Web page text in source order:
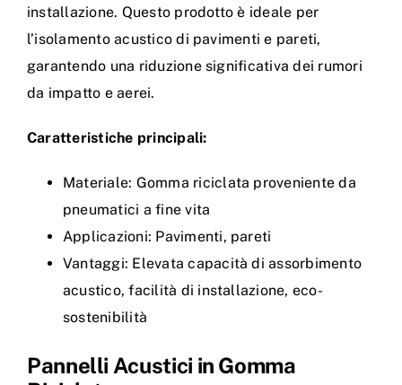
installazione. Questo prodotto è ideale per
l’isolamento acustico di pavimenti e pareti,
garantendo una riduzione significativa dei rumori
da impatto e aerei.
Caratteristiche principali:
Materiale: Gomma riciclata proveniente da
pneumatici a fine vita
Applicazioni: Pavimenti, pareti
Vantaggi: Elevata capacità di assorbimento
acustico, facilità di installazione, eco-
sostenibilità
Pannelli Acustici in Gomma